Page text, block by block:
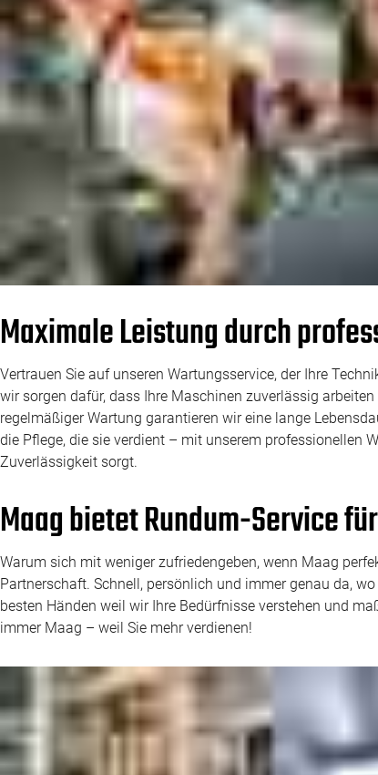
Maximale Leistung durch
Vertrauen Sie auf unseren Wartungsservice, der Ihre
wir sorgen dafür, dass Ihre Maschinen zuverlässig
regelmäßiger Wartung garantieren wir eine lange
die Pflege, die sie verdient – mit unserem professionellen
Zuverlässigkeit sorgt.
Maag bietet Rundum-Service
Warum sich mit weniger zufriedengeben, wenn Maag
Partnerschaft. Schnell, persönlich und immer genau da,
besten Händen weil wir Ihre Bedürfnisse verstehen und
immer Maag – weil Sie mehr verdienen!